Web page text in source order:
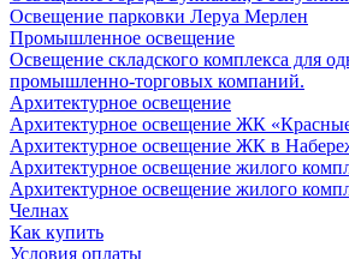
Освещение парковки Леруа Мерлен
Промышленное освещение
Освещение складского комплекса для
промышленно-торговых компаний.
Архитектурное освещение
Архитектурное освещение ЖК
Архитектурное освещение ЖК в
Архитектурное освещение жилого
Архитектурное освещение жилого
Челнах
Как купить
Условия оплаты